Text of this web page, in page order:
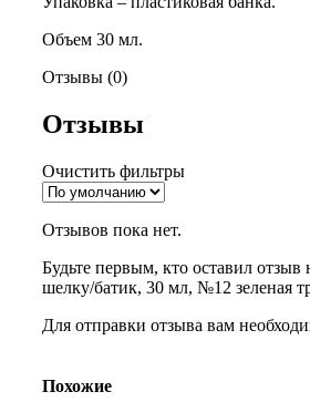
Объем 30 мл.
Отзывы (0)
Отзывы
Очистить фильтры
Отзывов пока нет.
Будьте первым, кто оставил
шелку/батик, 30 мл, №12 зеленая
Для отправки отзыва вам
Похожие